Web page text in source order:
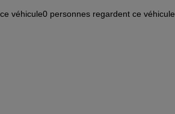
ce véhicule0 personnes regardent ce véhicule